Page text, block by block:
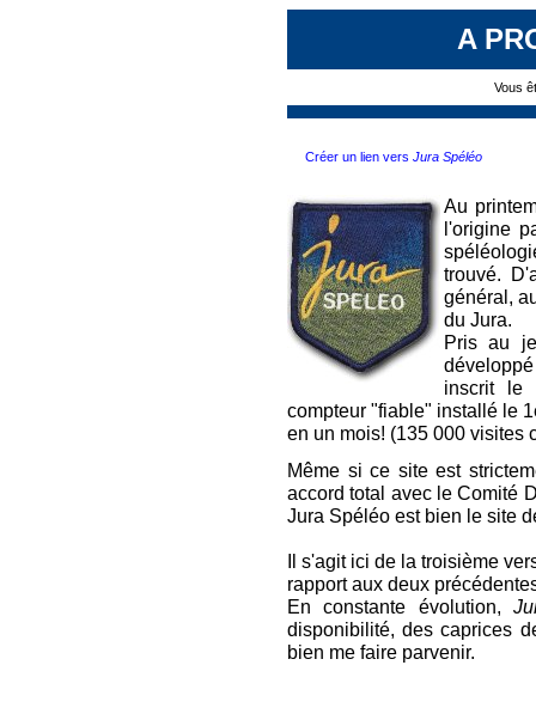
A
Vous
Créer un lien vers Jura Spéléo
Au
l'origine
trouvé.
général,
du Jura.
Pris au
inscrit le
compteur "fiable" installé le
en un mois! (135 000 visites
Même si ce site est
accord total avec le Comité
Jura Spéléo est bien le site
Il s'agit ici de la troisième
rapport aux deux
En constante évolution,
disponibilité, des caprices
bien me faire parvenir.